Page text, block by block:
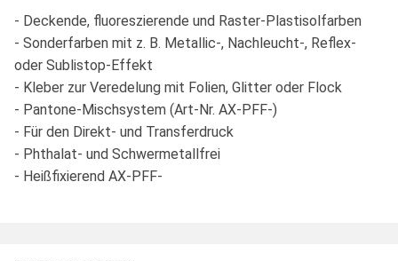
- Deckende, fluoreszierende und Raster-Plastisolfarben
- Sonderfarben mit z. B. Metallic-, Nachleucht-, Reflex-
oder Sublistop-Effekt
- Kleber zur Veredelung mit Folien, Glitter oder Flock
- Pantone-Mischsystem (Art-Nr. AX-PFF-)
- Für den Direkt- und Transferdruck
- Phthalat- und Schwermetallfrei
- Heißfixierend AX-PFF-